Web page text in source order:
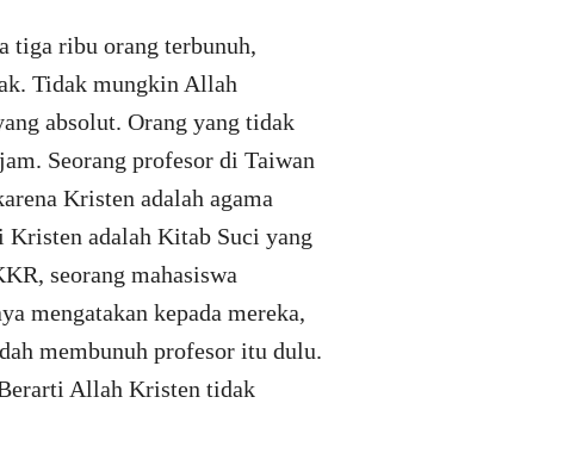
tiga ribu orang terbunuh,
Tidak mungkin Allah
absolut. Orang yang tidak
Seorang profesor di Taiwan
Kristen adalah agama
Kristen adalah Kitab Suci yang
seorang mahasiswa
mengatakan kepada mereka,
membunuh profesor itu dulu.
Allah Kristen tidak